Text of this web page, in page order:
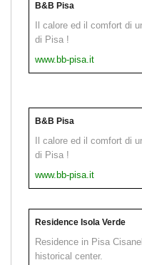
B&B Pisa
Il calore ed il comfort di
di Pisa !
www.bb-pisa.it
B&B Pisa
Il calore ed il comfort di
di Pisa !
www.bb-pisa.it
Residence Isola Verde
Residence in Pisa
historical center.